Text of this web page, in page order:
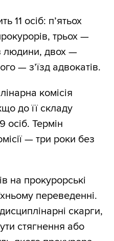
11 осіб: п’ятьох
трьох —
людини, двох —
— з’їзд адвокатів.
комісія
до її складу
Термін
— три роки без
на прокурорські
переведенні.
скарги,
стягнення або